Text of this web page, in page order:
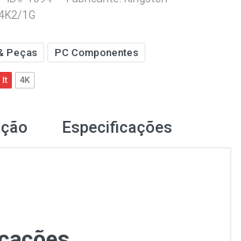
1G
Peças PC Componentes
It 4K
Especificações